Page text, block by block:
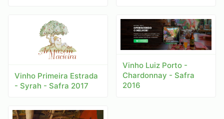
Vinho Primeira Estrada
- Syrah - Safra 2017
Vinho Luiz Porto -
Chardonnay - Safra
2016